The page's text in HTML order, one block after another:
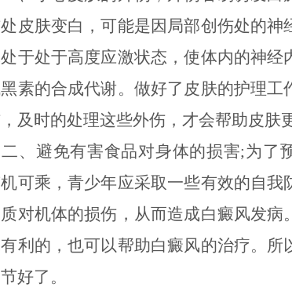
皮肤变白，可能是因局部创伤处的神
于处于高度应激状态，使体内的神经
素的合成代谢。做好了皮肤的护理工
及时的处理这些外伤，才会帮助皮肤
避免有害食品对身体的损害;为了
可乘，青少年应采取一些有效的自我
对机体的损伤，从而造成白癜风发病
利的，也可以帮助白癜风的治疗。所
好了。